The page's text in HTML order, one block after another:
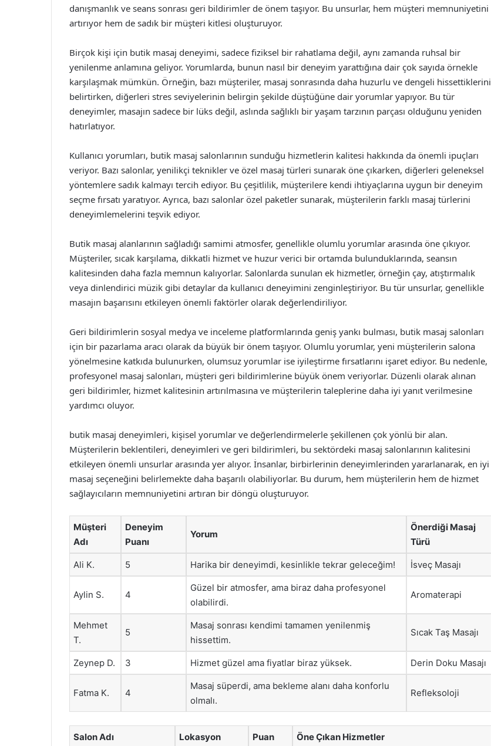
danışmanlık ve seans sonrası geri bildirimler de önem taşıyor. Bu unsurlar, hem müşteri memnuniyetini
artırıyor hem de sadık bir müşteri kitlesi oluşturuyor.
Birçok kişi için butik masaj deneyimi, sadece fiziksel bir rahatlama değil, aynı zamanda ruhsal bir
yenilenme anlamına geliyor. Yorumlarda, bunun nasıl bir deneyim yarattığına dair çok sayıda örnekle
karşılaşmak mümkün. Örneğin, bazı müşteriler, masaj sonrasında daha huzurlu ve dengeli hissettiklerini
belirtirken, diğerleri stres seviyelerinin belirgin şekilde düştüğüne dair yorumlar yapıyor. Bu tür
deneyimler, masajın sadece bir lüks değil, aslında sağlıklı bir yaşam tarzının parçası olduğunu yeniden
hatırlatıyor.
Kullanıcı yorumları, butik masaj salonlarının sunduğu hizmetlerin kalitesi hakkında da önemli ipuçları
veriyor. Bazı salonlar, yenilikçi teknikler ve özel masaj türleri sunarak öne çıkarken, diğerleri geleneksel
yöntemlere sadık kalmayı tercih ediyor. Bu çeşitlilik, müşterilere kendi ihtiyaçlarına uygun bir deneyim
seçme fırsatı yaratıyor. Ayrıca, bazı salonlar özel paketler sunarak, müşterilerin farklı masaj türlerini
deneyimlemelerini teşvik ediyor.
Butik masaj alanlarının sağladığı samimi atmosfer, genellikle olumlu yorumlar arasında öne çıkıyor.
Müşteriler, sıcak karşılama, dikkatli hizmet ve huzur verici bir ortamda bulunduklarında, seansın
kalitesinden daha fazla memnun kalıyorlar. Salonlarda sunulan ek hizmetler, örneğin çay, atıştırmalık
veya dinlendirici müzik gibi detaylar da kullanıcı deneyimini zenginleştiriyor. Bu tür unsurlar, genellikle
masajın başarısını etkileyen önemli faktörler olarak değerlendiriliyor.
Geri bildirimlerin sosyal medya ve inceleme platformlarında geniş yankı bulması, butik masaj salonları
için bir pazarlama aracı olarak da büyük bir önem taşıyor. Olumlu yorumlar, yeni müşterilerin salona
yönelmesine katkıda bulunurken, olumsuz yorumlar ise iyileştirme fırsatlarını işaret ediyor. Bu nedenle,
profesyonel masaj salonları, müşteri geri bildirimlerine büyük önem veriyorlar. Düzenli olarak alınan
geri bildirimler, hizmet kalitesinin artırılmasına ve müşterilerin taleplerine daha iyi yanıt verilmesine
yardımcı oluyor.
butik masaj deneyimleri, kişisel yorumlar ve değerlendirmelerle şekillenen çok yönlü bir alan.
Müşterilerin beklentileri, deneyimleri ve geri bildirimleri, bu sektördeki masaj salonlarının kalitesini
etkileyen önemli unsurlar arasında yer alıyor. İnsanlar, birbirlerinin deneyimlerinden yararlanarak, en iyi
masaj seçeneğini belirlemekte daha başarılı olabiliyorlar. Bu durum, hem müşterilerin hem de hizmet
sağlayıcıların memnuniyetini artıran bir döngü oluşturuyor.
Müşteri
Adı
Deneyim
Puanı
Yorum
Önerdiği Masaj
Türü
Ali K. 5 Harika bir deneyimdi, kesinlikle tekrar geleceğim! İsveç Masajı
Aylin S. 4
Güzel bir atmosfer, ama biraz daha profesyonel
olabilirdi.
Aromaterapi
Mehmet
T.
5
Masaj sonrası kendimi tamamen yenilenmiş
hissettim.
Sıcak Taş Masajı
Zeynep D. 3 Hizmet güzel ama fiyatlar biraz yüksek. Derin Doku Masajı
Fatma K. 4
Masaj süperdi, ama bekleme alanı daha konforlu
olmalı.
Refleksoloji
Salon Adı Lokasyon Puan Öne Çıkan Hizmetler